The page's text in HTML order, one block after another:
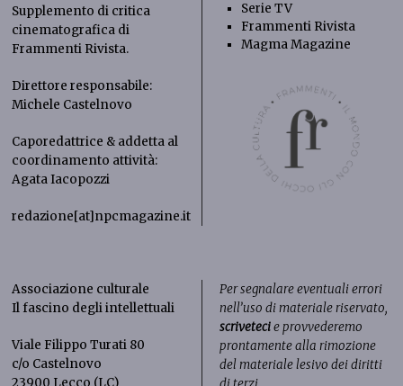
Supplemento di critica
cinematografica di
Frammenti Rivista.
Direttore responsabile:
Michele Castelnovo
Caporedattrice & addetta al
coordinamento attività:
Agata Iacopozzi
redazione[at]npcmagazine.it
Serie TV
Frammenti Rivista
Magma Magazine
Associazione culturale
Il fascino degli intellettuali
Viale Filippo Turati 80
c/o Castelnovo
23900 Lecco (LC)
Per segnalare eventuali errori
nell’uso di materiale riservato,
scrivetecie provvederemo
prontamente alla rimozione
del materiale lesivo dei diritti